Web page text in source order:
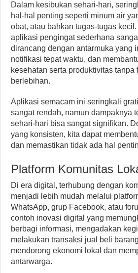
Dalam kesibukan sehari-hari,
hal-hal penting seperti minum air
obat, atau bahkan tugas-tugas
aplikasi pengingat sederhana
dirancang dengan antarmuka yang
notifikasi tepat waktu, dan
kesehatan serta produktivitas tanpa
berlebihan.
Aplikasi semacam ini seringkali
sangat rendah, namun dampaknya
sehari-hari bisa sangat signifikan.
yang konsisten, kita dapat
dan memastikan tidak ada hal
Platform Komunitas
Di era digital, terhubung dengan
menjadi lebih mudah melalui
WhatsApp, grup Facebook, atau
contoh inovasi digital yang
berbagi informasi, mengadakan
melakukan transaksi jual beli
mendorong ekonomi lokal dan
antarwarga.